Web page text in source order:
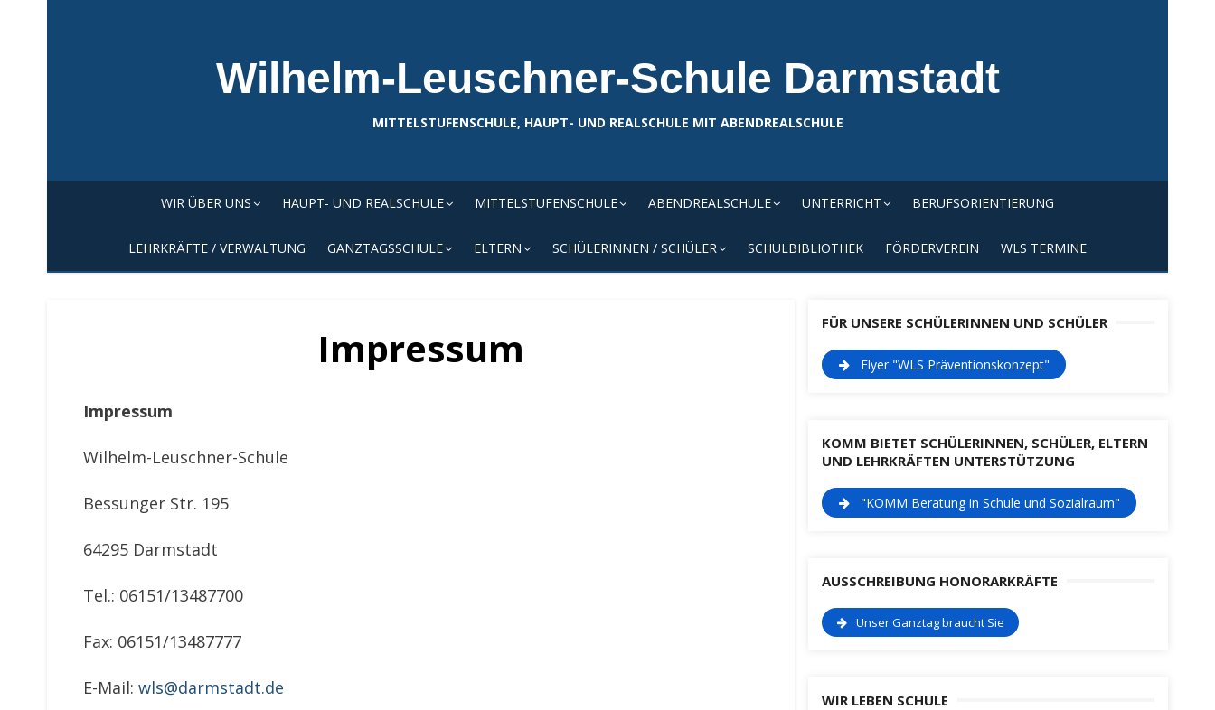
Wilhelm-Leuschner-Schule Darmstadt
MITTELSTUFENSCHULE, HAUPT- UND REALSCHULE MIT ABENDREALSCHULE
WIR ÜBER UNS HAUPT- UND REALSCHULE MITTELSTUFENSCHULE ABENDREALSCHULE UNTERRICHT BERUFSORIENTIERUNG
LEHRKRÄFTE / VERWALTUNG GANZTAGSSCHULE ELTERN SCHÜLERINNEN / SCHÜLER SCHULBIBLIOTHEK FÖRDERVEREIN WLS TERMINE
Impressum
Impressum
Wilhelm-Leuschner-Schule
Bessunger Str. 195
64295 Darmstadt
Tel.: 06151/13487700
Fax: 06151/13487777
E-Mail: wls@darmstadt.de
FÜR UNSERE SCHÜLERINNEN UND SCHÜLER
Flyer "WLS Präventionskonzept"
KOMM BIETET SCHÜLERINNEN, SCHÜLER, ELTERN
UND LEHRKRÄFTEN UNTERSTÜTZUNG
"KOMM Beratung in Schule und Sozialraum"
AUSSCHREIBUNG HONORARKRÄFTE
Unser Ganztag braucht Sie
WIR LEBEN SCHULE